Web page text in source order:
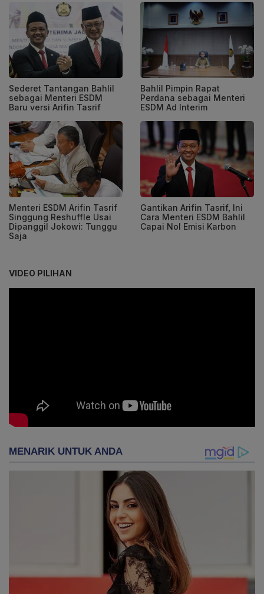
Sederet Tantangan Bahlil
sebagai Menteri ESDM
Baru versi Arifin Tasrif
Bahlil Pimpin Rapat
Perdana sebagai Menteri
ESDM Ad Interim
Menteri ESDM Arifin Tasrif
Singgung Reshuffle Usai
Dipanggil Jokowi: Tunggu
Saja
Gantikan Arifin Tasrif, Ini
Cara Menteri ESDM Bahlil
Capai Nol Emisi Karbon
VIDEO PILIHAN